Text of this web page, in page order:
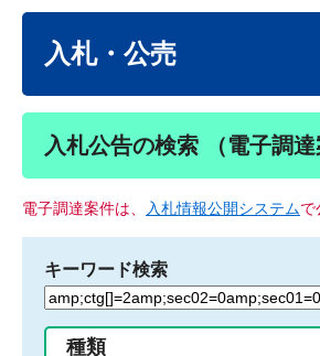
入札・公売
入札公告の検索 （電子調達
電子調達案件は、 入札情報公開システムで
キーワード検索
検
種類